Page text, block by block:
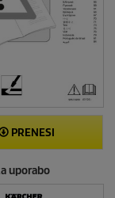
PRENESI
uporabo